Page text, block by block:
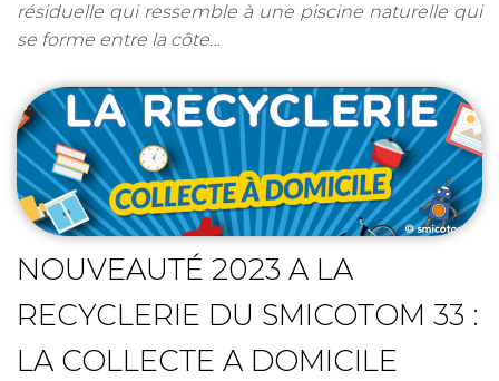
résiduelle qui ressemble à une piscine naturelle qui
se forme entre la côte…
NOUVEAUTÉ 2023 A LA
RECYCLERIE DU SMICOTOM 33 :
LA COLLECTE A DOMICILE